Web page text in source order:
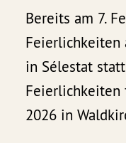
Bereits am 7.
Feierlichkeiten
in Sélestat
Feierlichkeiten
2026 in